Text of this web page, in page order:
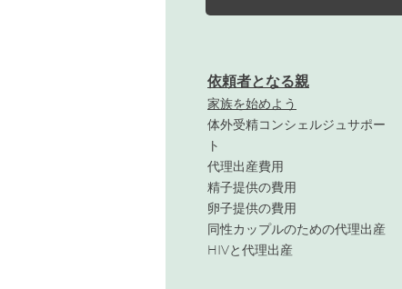
依頼者となる親
家族を始めよう
体外受精コンシェルジュサポー
ト
代理出産費用
精子提供の費用
卵子提供の費用
同性カップルのための代理出産
HIVと代理出産